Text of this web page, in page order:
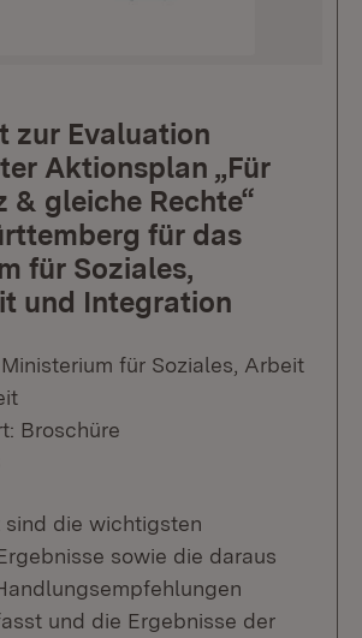
zur Evaluation
Aktionsplan „Für
& gleiche Rechte“
für das
für Soziales,
und Integration
für Soziales, Arbeit
Broschüre
sind die wichtigsten
sowie die daraus
und die Ergebnisse der